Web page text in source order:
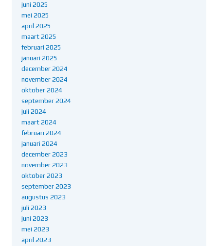
juni 2025
mei 2025
april 2025
maart 2025
februari 2025
januari 2025
december 2024
november 2024
oktober 2024
september 2024
juli 2024
maart 2024
februari 2024
januari 2024
december 2023
november 2023
oktober 2023
september 2023
augustus 2023
juli 2023
juni 2023
mei 2023
april 2023